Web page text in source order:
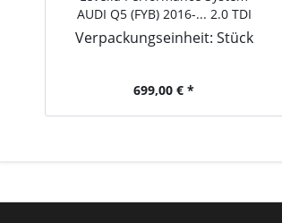
AUDI Q5 (FYB) 2016-... 2.0 TDI
quattro, 163PS/120kW, 1968ccm
Verpackungseinheit: Stück
699,00 € *